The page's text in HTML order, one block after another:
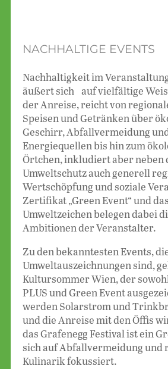
NACHHALTIGE EVENTS
Nachhaltigkeit im
äußert sich auf vielfältige
der Anreise, reicht von
Speisen und Getränken über
Geschirr, Abfallvermeidung
Energiequellen bis hin zum
Örtchen, inkludiert aber neben
Umweltschutz auch generell
Wertschöpfung und soziale
Zertifikat „Green Event“ und
Umweltzeichen belegen dabei
Ambitionen der Veranstalter.
Zu den bekanntesten Events,
Umweltauszeichnungen sind,
Kultursommer Wien, der
PLUS und Green Event
werden Solarstrom und
und die Anreise mit den Öffis
das Grafenegg Festival ist ein
sich auf Abfallvermeidung und
Kulinarik fokussiert.